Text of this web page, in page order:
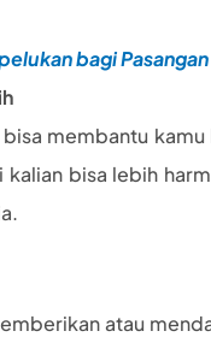
bagi
membantu
bisa lebih
atau